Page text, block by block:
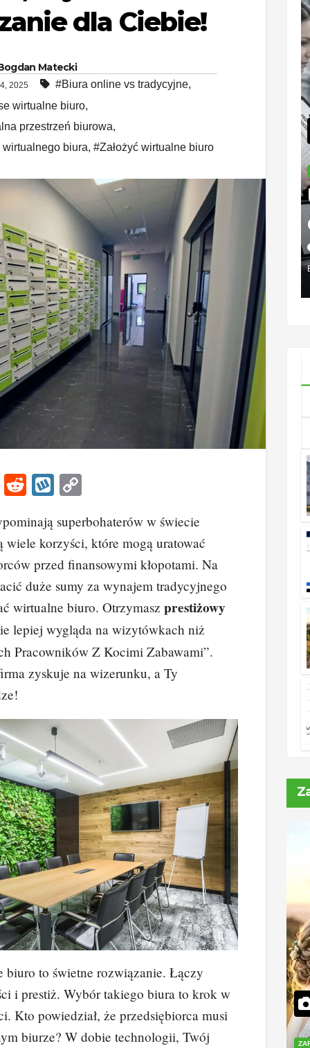
dla Ciebie!
Matecki
2025 #Biura online vs tradycyjne,
wirtualne biuro,
przestrzeń biurowa,
wirtualnego biura, #Założyć wirtualne biuro
R
d
di
t
W
o
p
p
y
Li
n
k
superbohaterów w świecie
wiele korzyści, które mogą uratować
przed finansowymi kłopotami. Na
duże sumy za wynajem tradycyjnego
wirtualne biuro. Otrzymasz prestiżowy
lepiej wygląda na wizytówkach niż
Pracowników Z Kocimi Zabawami”.
zyskuje na wizerunku, a Ty
biuro to świetne rozwiązanie. Łączy
i prestiż. Wybór takiego biura to krok w
Kto powiedział, że przedsiębiorca musi
biurze? W dobie technologii, Twój
w